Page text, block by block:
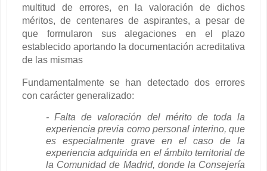
multitud de errores, en la valoración de dichos
méritos, de centenares de aspirantes, a pesar de
que formularon sus alegaciones en el plazo
establecido aportando la documentación acreditativa
de las mismas
Fundamentalmente se han detectado dos errores
con carácter generalizado:
- Falta de valoración del mérito de toda la
experiencia previa como personal interino, que
es especialmente grave en el caso de la
experiencia adquirida en el ámbito territorial de
la Comunidad de Madrid, donde la Consejería